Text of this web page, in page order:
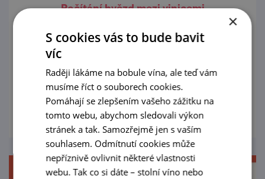
Počítání hvězd mezi vinicemi
7. 8. '26
Čeká vás klidný letní večer mezi řádky vinic –
s víny, jídlem a hudbou.
prohlédnout
×
S cookies vás to bude bavit
víc
Raději lákáme na bobule vína, ale teď vám
musíme říct o souborech cookies.
Pomáhají se zlepšením vašeho zážitku na
tomto webu, abychom sledovali výkon
stránek a tak. Samozřejmě jen s vaším
souhlasem. Odmítnutí cookies může
nepříznivě ovlivnit některé vlastnosti
webu. Tak co si dáte – stolní víno nebo